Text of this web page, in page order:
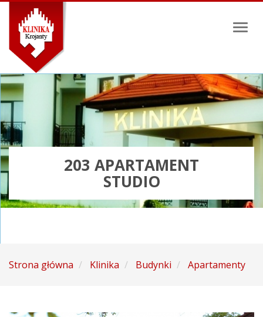
Toggle
203 APARTAMENT
STUDIO
Strona główna Klinika Budynki Apartamenty